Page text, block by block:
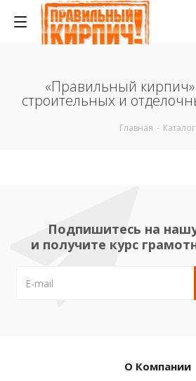
«Правильный
строительных и
Главная - Каталог
Подпишитесь на
и получите курс
О Компании